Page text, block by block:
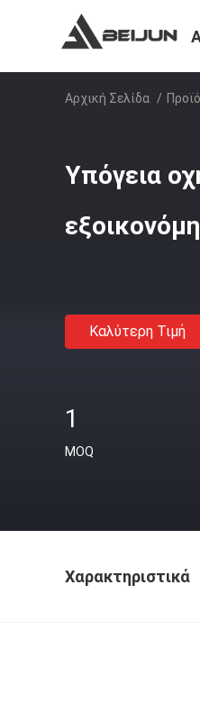
Αρχική Σελίδα /
Υπόγεια
Καλύτερη Τιμή
1
MOQ
Χαρακτηριστικά